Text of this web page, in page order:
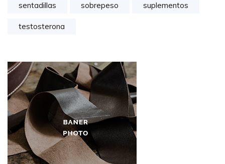
sentadillas sobrepeso suplementos
testosterona